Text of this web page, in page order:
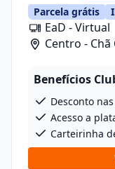
Parcela grátis
EaD - Virtual
Centro - Chã
Benefícios
Desconto
Acesso a
Carteirinha